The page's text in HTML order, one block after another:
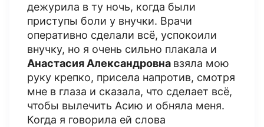
дежурила в ту ночь, когда были
приступы боли у внучки. Врачи
оперативно сделали всё, успокоили
внучку, но я очень сильно плакала и
Анастасия Александровна взяла мою
руку крепко, присела напротив, смотря
мне в глаза и сказала, что сделает всё,
чтобы вылечить Асию и обняла меня.
Когда я говорила ей слова